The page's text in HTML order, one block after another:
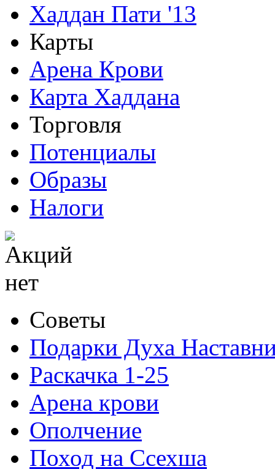
Хаддан Пати '13
Карты
Арена Крови
Карта Хаддана
Торговля
Потенциалы
Образы
Налоги
Советы
Подарки Духа
Раскачка 1-25
Арена крови
Ополчение
Поход на Ссехша